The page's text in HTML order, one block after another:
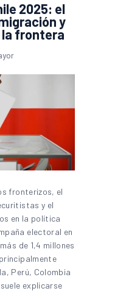
2025: el
y
la frontera
fronterizos, el
y el
en la política
electoral en
de 1,4 millones
Perú, Colombia
explicarse